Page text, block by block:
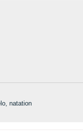
natation